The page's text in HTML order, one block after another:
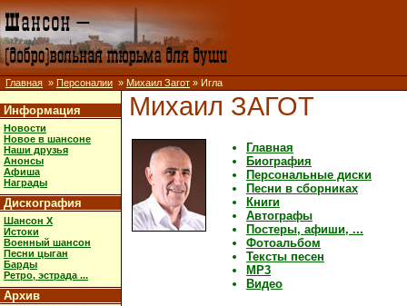
Главная » Персоналии » Михаил Загот » Игла
Информация
Новости
Новое в шансоне
Наши друзья
Анонсы
Афиша
Награды
Дискография
Шансон X
Истоки
Военный шансон
Песни цыган
Барды
Ретро, эстрада ...
Архив
Михаил ЗАГОТ
Главная
Биография
Персональные диски
Песни в сборниках
Книги
Автографы
Постеры, афиши, ...
Фотоальбом
Тексты песен
MP3
Видео